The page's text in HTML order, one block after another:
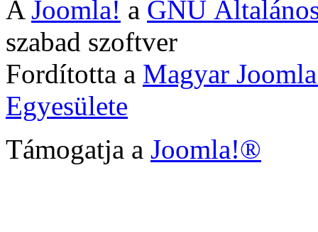
A Joomla! a GNU
szabad szoftver
Fordította a Magyar
Egyesülete
Támogatja a Joomla!®